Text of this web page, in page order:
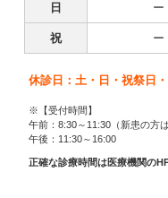
日 ー
祝 ー
休診日：土・日・祝祭日
※【受付時間】
午前：8:30～11:30（新患の方
午後：11:30～16:00
正確な診療時間は医療機関の